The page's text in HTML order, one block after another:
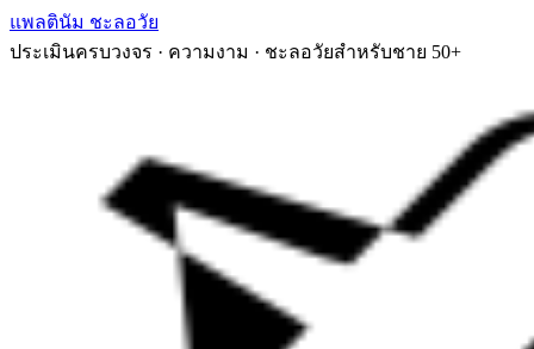
แพลตินัม ชะลอวัย
ประเมินครบวงจร · ความงาม · ชะลอวัยสำหรับชาย 50+